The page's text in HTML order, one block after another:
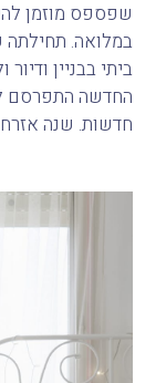
שפספס מוזמן
במלואה.
ביתי בבניין
החדשה התפרסם
חדשות. שנה